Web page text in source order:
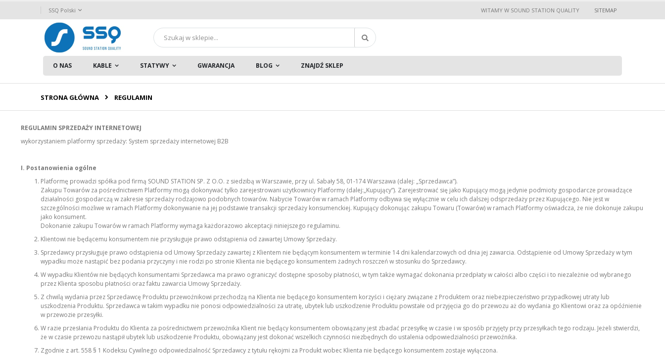
Przejdź
do
treści
Język
SSQ Polski WITAMY W SOUND STATION QUALITY SITEMAP
Szukaj
Szukaj
O NAS KABLE STATYWY GWARANCJA BLOG ZNAJDŹ SKLEP
STRONA GŁÓWNA REGULAMIN
REGULAMIN SPRZEDAŻY INTERNETOWEJ
wykorzystaniem platformy sprzedaży: System sprzedaży internetowej B2B
I. Postanowienia ogólne
Platformę prowadzi spółka pod firmą SOUND STATION SP. Z O.O. z siedzibą w Warszawie, przy ul. Sabały 58, 01-174 Warszawa (dalej: „Sprzedawca”).
Zakupu Towarów za pośrednictwem Platformy mogą dokonywać tylko zarejestrowani użytkownicy Platformy (dalej:„Kupujący”). Zarejestrować się jako Kupujący mogą jedynie podmioty gospodarcze prowadzące
działalności gospodarczą w zakresie sprzedaży rodzajowo podobnych towarów. Nabycie Towarów w ramach Platformy odbywa się wyłącznie w celu ich dalszej odsprzedaży przez Kupującego. Nie jest w
szczególności możliwe w ramach Platformy dokonywanie na jej podstawie transakcji sprzedaży konsumenckiej. Kupujący dokonując zakupu Towaru (Towarów) w ramach Platformy oświadcza, że nie dokonuje zakupu
jako konsument.
Dokonanie zakupu Towarów w ramach Platformy wymaga każdorazowo akceptacji niniejszego regulaminu.
Klientowi nie będącemu konsumentem nie przysługuje prawo odstąpienia od zawartej Umowy Sprzedaży.
Sprzedawcy przysługuje prawo odstąpienia od Umowy Sprzedaży zawartej z Klientem nie będącym konsumentem w terminie 14 dni kalendarzowych od dnia jej zawarcia. Odstąpienie od Umowy Sprzedaży w tym
wypadku może nastąpić bez podania przyczyny i nie rodzi po stronie Klienta nie będącego konsumentem żadnych roszczeń w stosunku do Sprzedawcy.
W wypadku Klientów nie będących konsumentami Sprzedawca ma prawo ograniczyć dostępne sposoby płatności, w tym także wymagać dokonania przedpłaty w całości albo części i to niezależnie od wybranego
przez Klienta sposobu płatności oraz faktu zawarcia Umowy Sprzedaży.
Z chwilą wydania przez Sprzedawcę Produktu przewoźnikowi przechodzą na Klienta nie będącego konsumentem korzyści i ciężary związane z Produktem oraz niebezpieczeństwo przypadkowej utraty lub
uszkodzenia Produktu. Sprzedawca w takim wypadku nie ponosi odpowiedzialności za utratę, ubytek lub uszkodzenie Produktu powstałe od przyjęcia go do przewozu aż do wydania go Klientowi oraz za opóźnienie
w przewozie przesyłki.
W razie przesłania Produktu do Klienta za pośrednictwem przewoźnika Klient nie będący konsumentem obowiązany jest zbadać przesyłkę w czasie i w sposób przyjęty przy przesyłkach tego rodzaju. Jeżeli stwierdzi,
że w czasie przewozu nastąpił ubytek lub uszkodzenie Produktu, obowiązany jest dokonać wszelkich czynności niezbędnych do ustalenia odpowiedzialności przewoźnika.
Zgodnie z art. 558 § 1 Kodeksu Cywilnego odpowiedzialność Sprzedawcy z tytułu rękojmi za Produkt wobec Klienta nie będącego konsumentem zostaje wyłączona.